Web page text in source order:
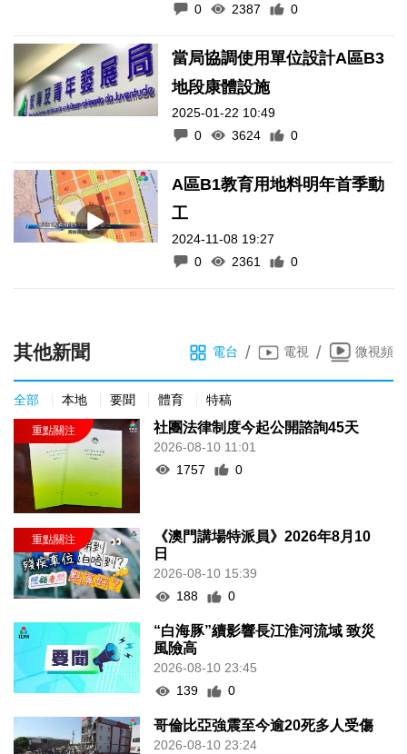
0
2387 0
當局協調使用單位設計A區B3
地段康體設施
2025-01-22 10:49
0
3624 0
A區B1教育用地料明年首季動
工
2024-11-08 19:27
0
2361 0
其他新聞 電台 / 電視 / 微視頻
全部 本地 要聞 體育 特稿
社團法律制度今起公開諮詢45天
2026-08-10 11:01
1757
0
《澳門講場特派員》2026年8月10
日
2026-08-10 15:39
188
0
“白海豚”續影響長江淮河流域 致災
風險高
2026-08-10 23:45
139
0
哥倫比亞強震至今逾20死多人受傷
2026-08-10 23:24